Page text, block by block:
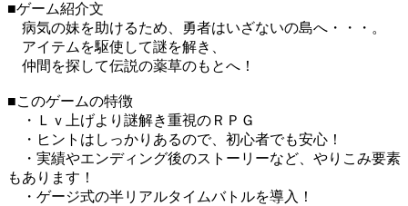
■ゲーム紹介文
病気の妹を助けるため、勇者はいざないの島へ・・・。
アイテムを駆使して謎を解き、
仲間を探して伝説の薬草のもとへ！
■このゲームの特徴
・Ｌｖ上げより謎解き重視のＲＰＧ
・ヒントはしっかりあるので、初心者でも安心！
・実績やエンディング後のストーリーなど、やりこみ要素
もあります！
・ゲージ式の半リアルタイムバトルを導入！